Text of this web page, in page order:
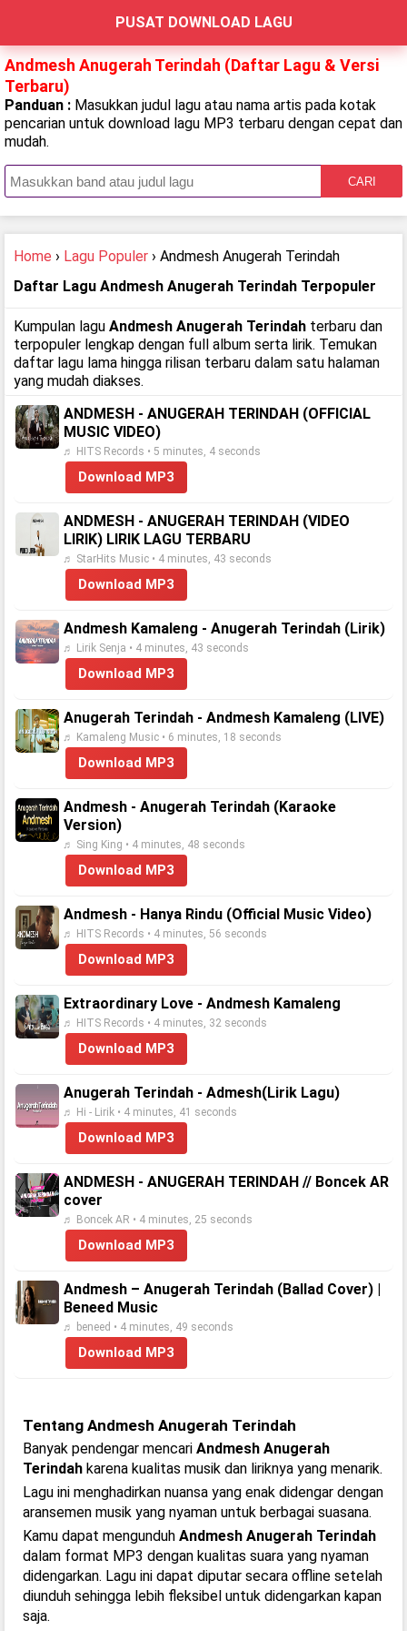
PUSAT DOWNLOAD LAGU
Andmesh Anugerah Terindah (Daftar Lagu & Versi
Terbaru)
Panduan : Masukkan judul lagu atau nama artis pada kotak
pencarian untuk download lagu MP3 terbaru dengan cepat dan
mudah.
CARI
Home › Lagu Populer › Andmesh Anugerah Terindah
Daftar Lagu Andmesh Anugerah Terindah Terpopuler
Kumpulan lagu Andmesh Anugerah Terindah terbaru dan
terpopuler lengkap dengan full album serta lirik. Temukan
daftar lagu lama hingga rilisan terbaru dalam satu halaman
yang mudah diakses.
ANDMESH - ANUGERAH TERINDAH (OFFICIAL
MUSIC VIDEO)
♬ HITS Records • 5 minutes, 4 seconds
Download MP3
ANDMESH - ANUGERAH TERINDAH (VIDEO
LIRIK) LIRIK LAGU TERBARU
♬ StarHits Music • 4 minutes, 43 seconds
Download MP3
Andmesh Kamaleng - Anugerah Terindah (Lirik)
♬ Lirik Senja • 4 minutes, 43 seconds
Download MP3
Anugerah Terindah - Andmesh Kamaleng (LIVE)
♬ Kamaleng Music • 6 minutes, 18 seconds
Download MP3
Andmesh - Anugerah Terindah (Karaoke
Version)
♬ Sing King • 4 minutes, 48 seconds
Download MP3
Andmesh - Hanya Rindu (Official Music Video)
♬ HITS Records • 4 minutes, 56 seconds
Download MP3
Extraordinary Love - Andmesh Kamaleng
♬ HITS Records • 4 minutes, 32 seconds
Download MP3
Anugerah Terindah - Admesh(Lirik Lagu)
♬ Hi - Lirik • 4 minutes, 41 seconds
Download MP3
ANDMESH - ANUGERAH TERINDAH // Boncek AR
cover
♬ Boncek AR • 4 minutes, 25 seconds
Download MP3
Andmesh – Anugerah Terindah (Ballad Cover) |
Beneed Music
♬ beneed • 4 minutes, 49 seconds
Download MP3
Tentang Andmesh Anugerah Terindah
Banyak pendengar mencari Andmesh Anugerah
Terindah karena kualitas musik dan liriknya yang menarik.
Lagu ini menghadirkan nuansa yang enak didengar dengan
aransemen musik yang nyaman untuk berbagai suasana.
Kamu dapat mengunduh Andmesh Anugerah Terindah
dalam format MP3 dengan kualitas suara yang nyaman
didengarkan. Lagu ini dapat diputar secara offline setelah
diunduh sehingga lebih fleksibel untuk didengarkan kapan
saja.